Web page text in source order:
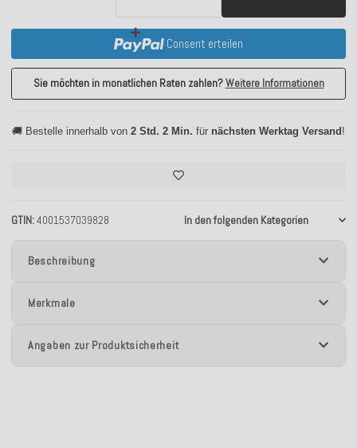
GTIN 4001537039828 In den folgenden Kategorien
Consent erteilen
Sie möchten in monatlichen Raten zahlen?Weitere Informationen
🚚 Bestelle innerhalb von 2 Std. 2 Min. für nächsten Werktag Versand !
Beschreibung
Merkmale
Angaben zur Produktsicherheit